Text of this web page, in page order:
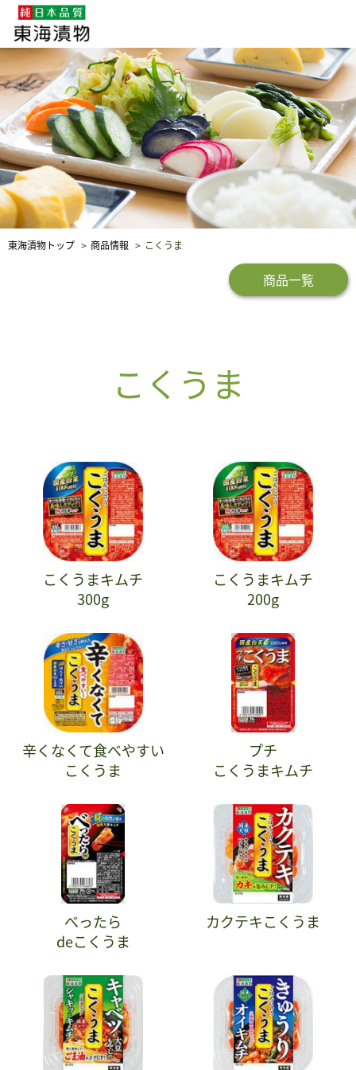
企業・採用情報 社会貢献 品質保証
東海漬物トップ 商品情報 こくうま
商品一覧
こくうま
こくうまキムチ
300g
こくうまキムチ
200g
辛くなくて食べやすい
こくうま
プチ
こくうまキムチ
べったら
deこくうま
カクテキこくうま